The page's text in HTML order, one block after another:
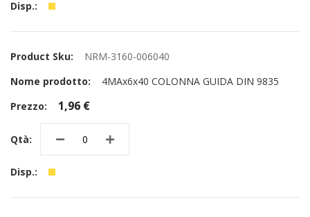
NRM-3160-006040
4MAx6x40 COLONNA GUIDA DIN 9835
1,96 €